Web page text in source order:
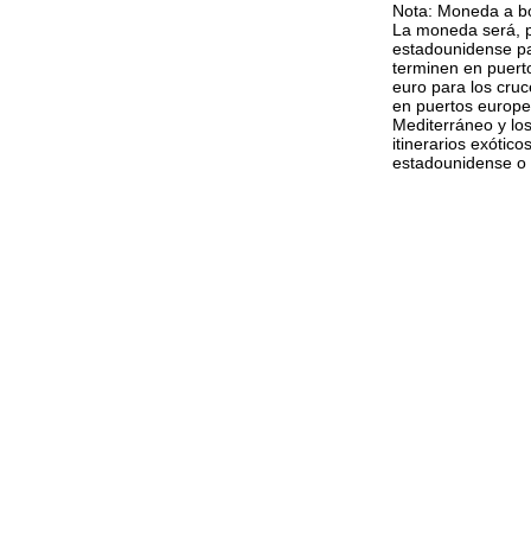
Nota: Moneda a
La moneda será,
estadounidense
terminen en
euro para los
en puertos
Mediterráneo y
itinerarios
estadounidense o